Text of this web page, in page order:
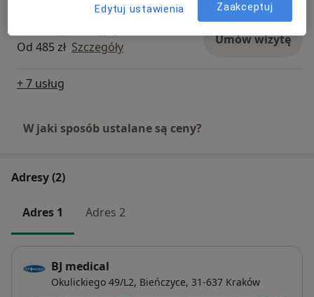
Od 485 zł Szczegóły Umów wizytę
+ 7 usług
W jaki sposób ustalane są ceny?
Adresy (2)
Adres 1 Adres 2
BJ medical
Okulickiego 49/L2, Bieńczyce, 31-637 Kraków
Edytuj ustawienia Zaakceptuj